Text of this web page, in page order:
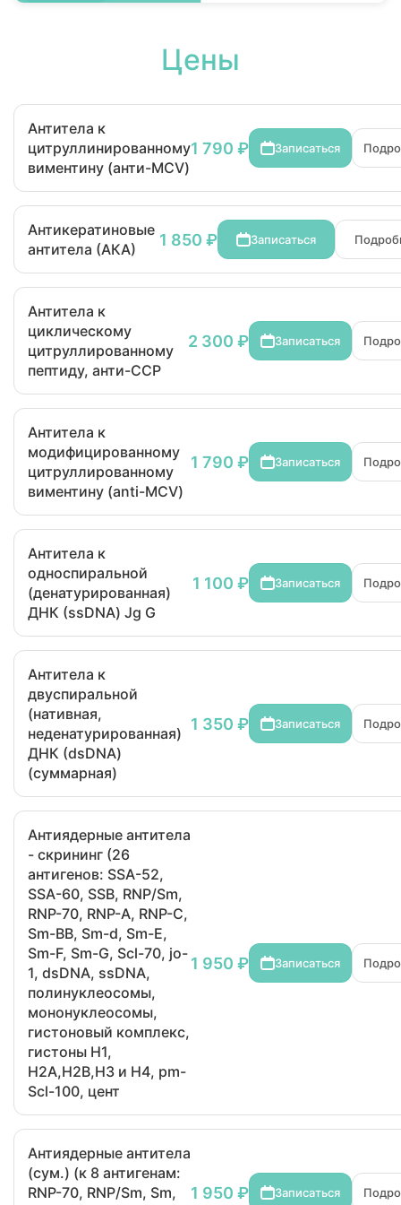
Цены
Антитела к
цитруллинированному
виментину (анти-MCV)
1 790 ₽ Записаться
Антикератиновые
антитела (АКА)
1 850 ₽ Записаться
Антитела к
циклическому
цитруллированному
пептиду, анти-ССР
2 300 ₽ Записаться
Антитела к
модифицированному
цитруллированному
виментину (anti-MCV)
1 790 ₽ Записаться
Антитела к
односпиральной
(денатурированная)
ДНК (ssDNA) Jg G
1 100 ₽ Записаться
Антитела к
двуспиральной
(нативная,
неденатурированная)
ДНК (dsDNA)
(суммарная)
1 350 ₽ Записаться
Антиядерные антитела
- скрининг (26
антигенов: SSA-52,
SSA-60, SSB, RNP/Sm,
RNP-70, RNP-A, RNP-C,
Sm-BB, Sm-d, Sm-E,
Sm-F, Sm-G, Scl-70, jo-
1, dsDNA, ssDNA,
полинуклеосомы,
мононуклеосомы,
гистоновый комплекс,
гистоны H1,
H2A,H2B,H3 и H4, pm-
Scl-100, цент
1 950 ₽ Записаться
Антиядерные антитела
(сум.) (к 8 антигенам:
RNP-70, RNP/Sm, Sm,
1 950 ₽ Записаться